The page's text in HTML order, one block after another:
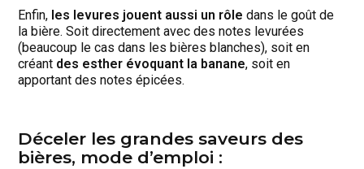
Enfin, les levures jouent aussi un rôledans le goût de
la bière. Soit directement avec des notes levurées
(beaucoup le cas dans les bières blanches), soit en
créant des esther évoquant la banane, soit en
apportant des notes épicées.
Déceler les grandes saveurs des
bières, mode d’emploi :